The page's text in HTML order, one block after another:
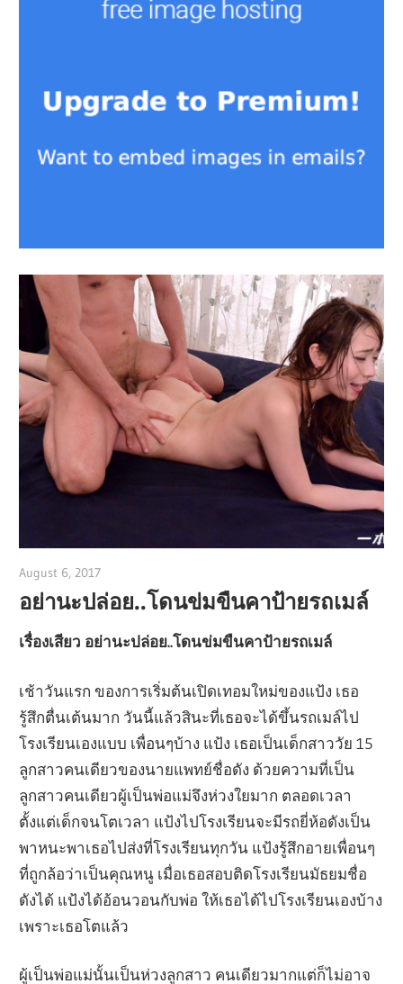
August 6, 2017
อย่านะปล่อย..โดนข่มขืนคาป้ายรถเมล์
เรื่องเสียว อย่านะปล่อย..โดนข่มขืนคาป้ายรถเมล์
เช้าวันแรก ของการเริ่มต้นเปิดเทอมใหม่ของแป้ง เธอ
รู้สึกตื่นเต้นมาก วันนี้แล้วสินะที่เธอจะได้ขึ้นรถเมล์ไป
โรงเรียนเองแบบ เพื่อนๆบ้าง แป้ง เธอเป็นเด็กสาววัย 15
ลูกสาวคนเดียวของนายแพทย์ชื่อดัง ด้วยความที่เป็น
ลูกสาวคนเดียวผู้เป็นพ่อแม่จึงห่วงใยมาก ตลอดเวลา
ตั้งแต่เด็กจนโตเวลา แป้งไปโรงเรียนจะมีรถยี่ห้อดังเป็น
พาหนะพาเธอไปส่งที่โรงเรียนทุกวัน แป้งรู้สึกอายเพื่อนๆ
ที่ถูกล้อว่าเป็นคุณหนู เมื่อเธอสอบติดโรงเรียนมัธยมชื่อ
ดังได้ แป้งได้อ้อนวอนกับพ่อ ให้เธอได้ไปโรงเรียนเองบ้าง
เพราะเธอโตแล้ว
ผู้เป็นพ่อแม่นั้นเป็นห่วงลูกสาว คนเดียวมากแต่ก็ไม่อาจ